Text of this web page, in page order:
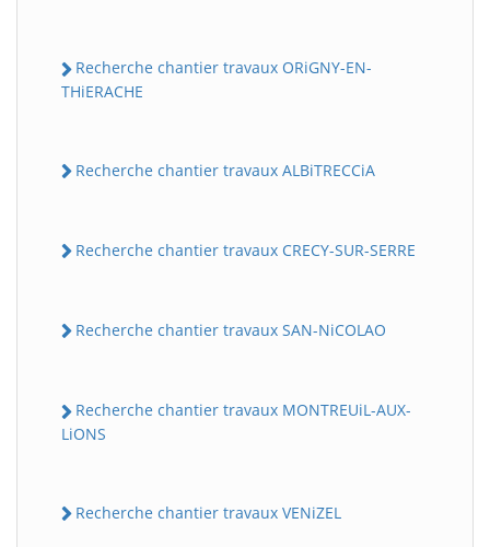
Recherche chantier travaux ORiGNY-EN-
THiERACHE
Recherche chantier travaux ALBiTRECCiA
Recherche chantier travaux CRECY-SUR-SERRE
Recherche chantier travaux SAN-NiCOLAO
Recherche chantier travaux MONTREUiL-AUX-
LiONS
Recherche chantier travaux VENiZEL